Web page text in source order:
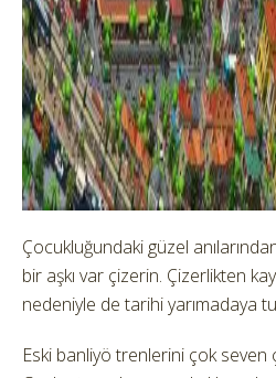
Çocukluğundaki güzel
bir aşkı var çizerin. Çizerlikten
nedeniyle de tarihi yarımadaya
Eski banliyö trenlerini çok seven